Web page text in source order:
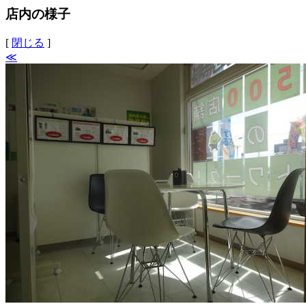
店内の様子
[ 閉じる ]
≪